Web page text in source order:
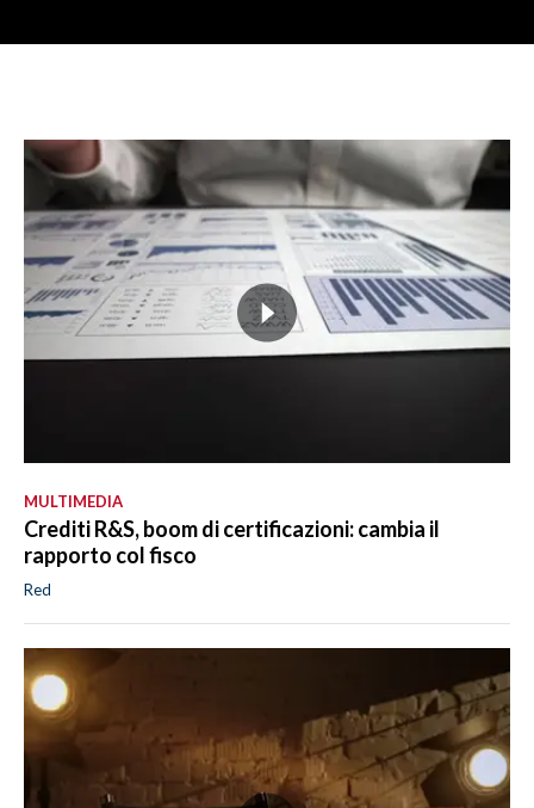
MULTIMEDIA
Crediti R&S, boom di certificazioni: cambia il
rapporto col fisco
Red